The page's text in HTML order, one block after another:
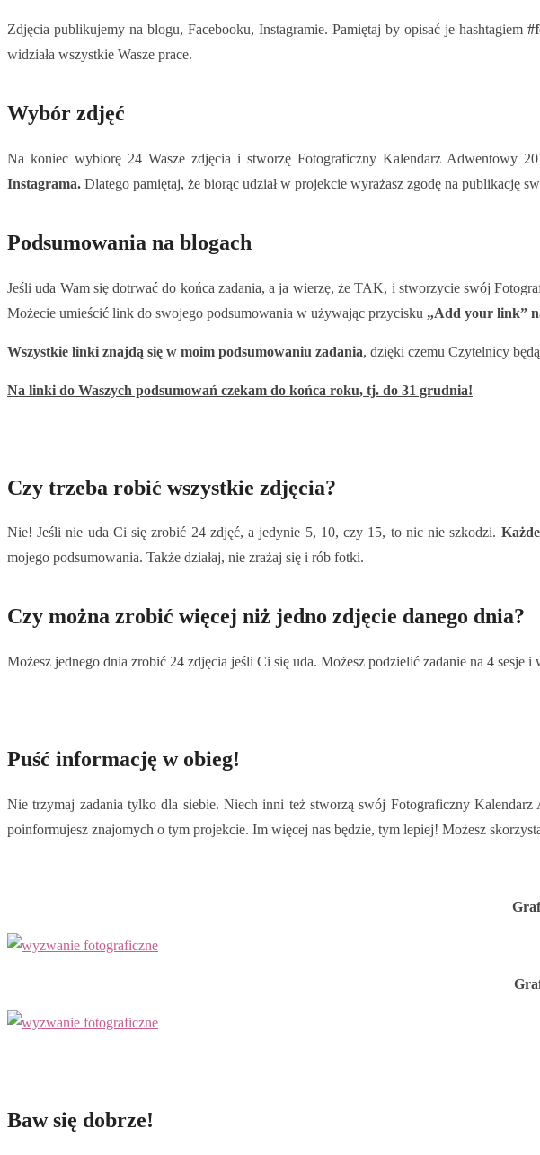
Zdjęcia publikujemy na blogu, Facebooku, Instagramie. Pamiętaj by opisać je hashtagiem
widziała wszystkie Wasze prace.
Wybór zdjęć
Na koniec wybiorę 24 Wasze zdjęcia i stworzę Fotograficzny Kalendarz Adwentowy
Instagrama. Dlatego pamiętaj, że biorąc udział w projekcie wyrażasz zgodę na publikację
Podsumowania na blogach
Jeśli uda Wam się dotrwać do końca zadania, a ja wierzę, że TAK, i stworzycie swój
Możecie umieścić link do swojego podsumowania w używając przycisku „Add your link”
Wszystkie linki znajdą się w moim podsumowaniu zadania, dzięki czemu Czytelnicy
Na linki do Waszych podsumowań czekam do końca roku, tj. do 31 grudnia!
Czy trzeba robić wszystkie zdjęcia?
Nie! Jeśli nie uda Ci się zrobić 24 zdjęć, a jedynie 5, 10, czy 15, to nic nie szkodzi.
mojego podsumowania. Także działaj, nie zrażaj się i rób fotki.
Czy można zrobić więcej niż jedno zdjęcie danego dnia?
Możesz jednego dnia zrobić 24 zdjęcia jeśli Ci się uda. Możesz podzielić zadanie na 4
Puść informację w obieg!
Nie trzymaj zadania tylko dla siebie. Niech inni też stworzą swój Fotograficzny Kalendarz
poinformujesz znajomych o tym projekcie. Im więcej nas będzie, tym lepiej! Możesz
Baw się dobrze!